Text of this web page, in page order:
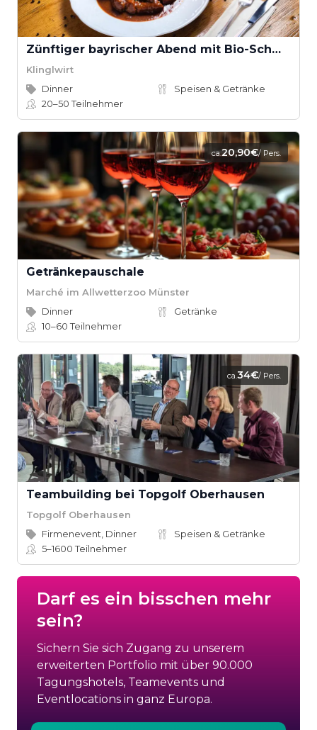
Zünftiger bayrischer Abend mit Bio-Schmankerl im Family Style
Klinglwirt
Dinner
Speisen & Getränke
20–50Teilnehmer
ca.20,90€/ Pers.
Getränkepauschale
Marché im Allwetterzoo Münster
Dinner
Getränke
10–60Teilnehmer
ca.34€/ Pers.
Teambuilding bei Topgolf Oberhausen
Topgolf Oberhausen
Firmenevent, Dinner
Speisen & Getränke
5–1600Teilnehmer
Darf es ein bisschen mehr
sein?
Sichern Sie sich Zugang zu unserem
erweiterten Portfolio mit über 90.000
Tagungshotels, Teamevents und
Eventlocations in ganz Europa.